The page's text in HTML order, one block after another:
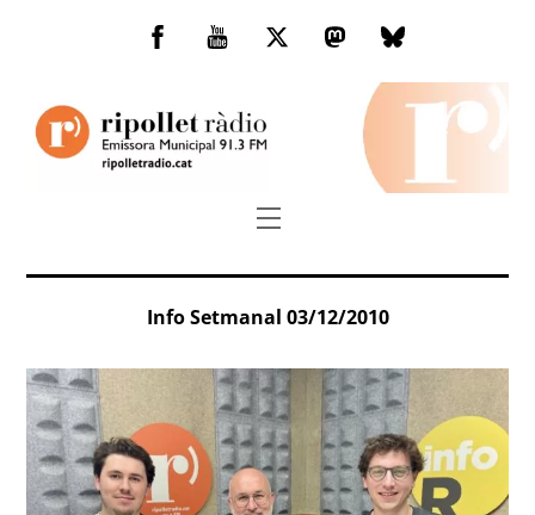
Facebook
You
TwitterMastodonBluesky
Menu
Info Setmanal 03/12/2010